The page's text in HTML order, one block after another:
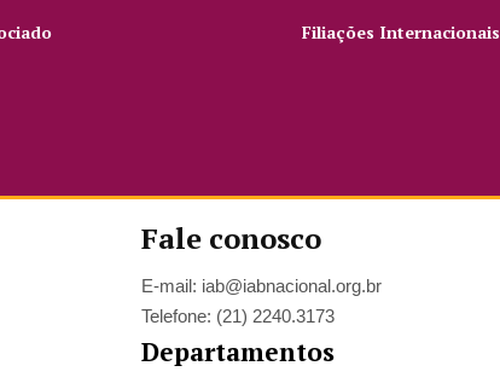
Filiações Internacionais
Fale conosco
E-mail: iab@iabnacional.org.br
Telefone: (21) 2240.3173
Departamentos